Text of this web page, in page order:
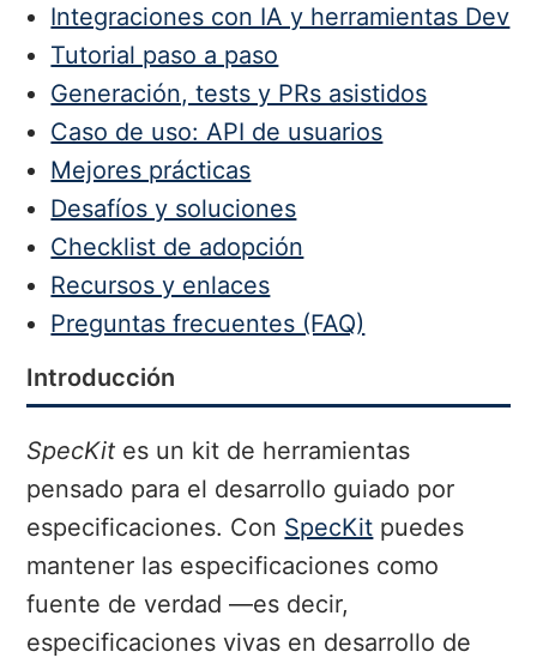
Integraciones con IA y herramientas Dev
Tutorial paso a paso
Generación, tests y PRs asistidos
Caso de uso: API de usuarios
Mejores prácticas
Desafíos y soluciones
Checklist de adopción
Recursos y enlaces
Preguntas frecuentes (FAQ)
Introducción
SpecKit es un kit de herramientas
pensado para el desarrollo guiado por
especificaciones. Con SpecKit puedes
mantener las especificaciones como
fuente de verdad —es decir,
especificaciones vivas en desarrollo de